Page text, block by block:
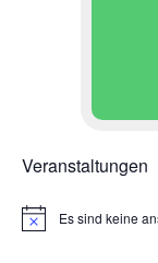
Veranstaltungen
H
Es sind keine